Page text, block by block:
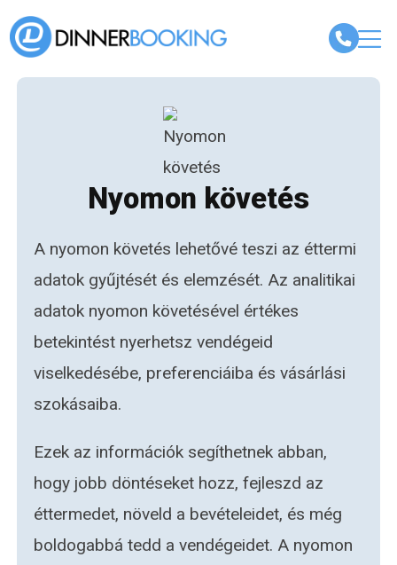
Nyomon követés
A nyomon követés lehetővé teszi az éttermi
adatok gyűjtését és elemzését. Az analitikai
adatok nyomon követésével értékes
betekintést nyerhetsz vendégeid
viselkedésébe, preferenciáiba és vásárlási
szokásaiba.
Ezek az információk segíthetnek abban,
hogy jobb döntéseket hozz, fejleszd az
éttermedet, növeld a bevételeidet, és még
boldogabbá tedd a vendégeidet. A nyomon